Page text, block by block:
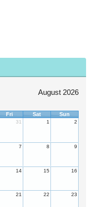
August 2026
Fri Sat Sun
31 1 2
7 8 9
14 15 16
21 22 23